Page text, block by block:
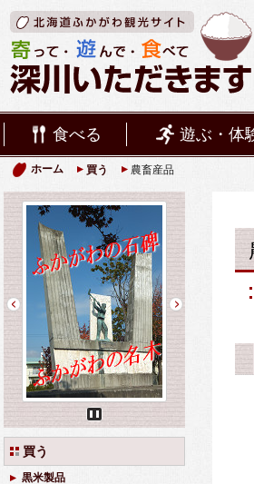
食べる 遊ぶ・体
ホーム 買う 農畜産品
Pause
買う
黒米製品